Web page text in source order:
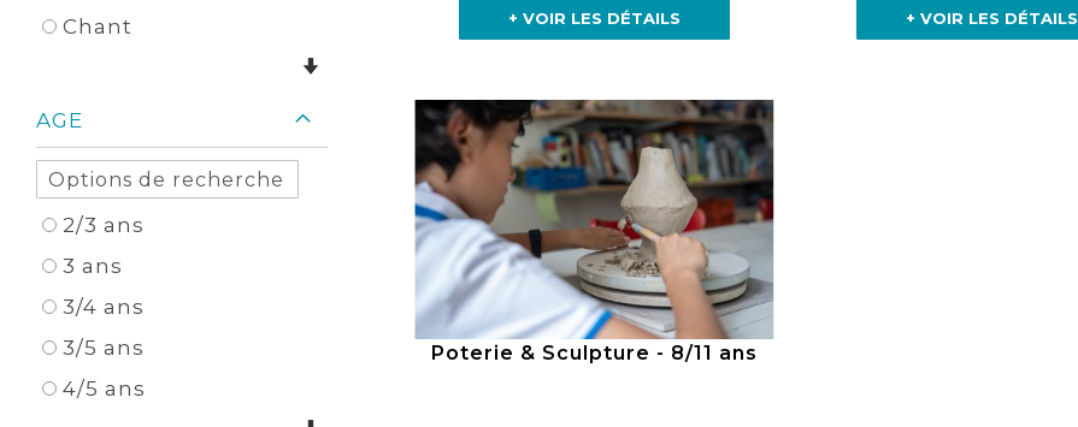
+ VOIR LES DÉTAILS + VOIR LES DÉTAILS
Poterie & Sculpture - 8/11 ans
Chant
AGE
2/3 ans
3 ans
3/4 ans
3/5 ans
4/5 ans